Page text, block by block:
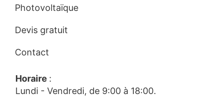
Photovoltaïque
Devis gratuit
Contact
Horaire :
Lundi - Vendredi, de 9:00 à 18:00.